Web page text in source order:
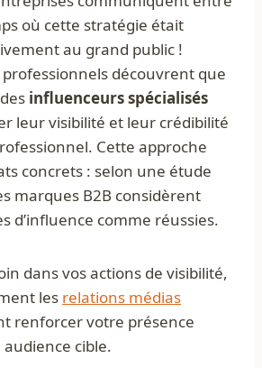
où cette stratégie était
au grand public !
professionnels découvrent que
influenceurs spécialisés
leur visibilité et leur crédibilité
Cette approche
concrets : selon une étude
marques B2B considèrent
d’influence comme réussies.
dans vos actions de visibilité,
les relations médias
renforcer votre présence
cible.